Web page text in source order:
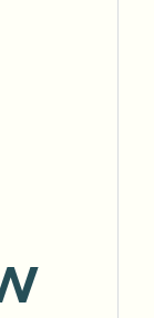
Agency